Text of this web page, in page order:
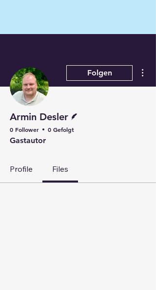
Folgen
Armin Desler
0 Follower 0 Gefolgt
Gastautor
Profile Files